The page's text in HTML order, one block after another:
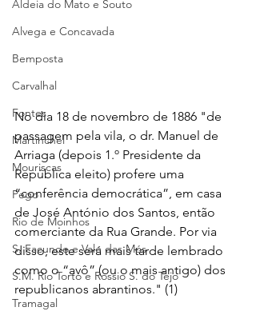
Aldeia do Mato e Souto
Alvega e Concavada
Bemposta
Carvalhal
Fontes
Martinchel
Mouriscas
Pego
Rio de Moinhos
S. Facundo e Vale das Mós
S.M. Rio Torto e Rossio S. do Tejo
Tramagal
No dia 18 de novembro de 1886 "de
passagem pela vila, o dr. Manuel de
Arriaga (depois 1.º Presidente da
República eleito) profere uma
“conferência democrática”, em casa
de José António dos Santos, então
comerciante da Rua Grande. Por via
disso, este será mais tarde lembrado
como o “avô” (ou o mais antigo) dos
republicanos abrantinos." (1)